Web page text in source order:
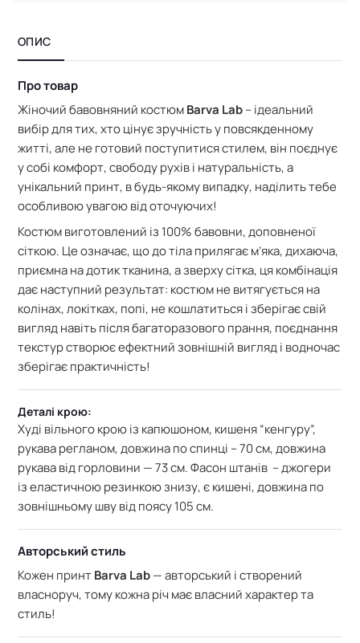
ОПИС
Про товар
Жіночий бавовняний костюмBarva Lab– ідеальний
вибір для тих, хто цінує зручність у повсякденному
житті, але не готовий поступитися стилем, він поєднує
у собі комфорт, свободу рухів і натуральність, а
унікальний принт, в будь-якому випадку, наділить тебе
особливою увагою від оточуючих!
Костюм виготовлений із 100% бавовни, доповненої
сіткою. Це означає, щодо тіла прилягає м’яка, дихаюча,
приємна на дотик тканина, а зверху сітка, ця комбінація
дає наступний результат: костюм не витягується на
колінах, локітках, попі, не кошлатиться і зберігає свій
вигляд навіть після багаторазового прання, поєднання
текстур створює ефектний зовнішній вигляд і водночас
зберігає практичність!
Деталі крою:
Худі вільного крою із капюшоном, кишеня “кенгуру”,
рукава регланом, довжина по спинці – 70 см,довжина
рукава від горловини — 73 см. Фасон штанів – джогери
із еластичною резинкою знизу, є кишені, довжина по
зовнішньому шву від поясу 105 см.
Авторський стиль
Кожен принтBarva Lab— авторський і створений
власноруч, тому кожна річ має власний характер та
стиль!